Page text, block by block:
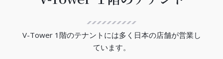
V-Tower 1階のテナントには多く日本の店舗が営業し
ています。